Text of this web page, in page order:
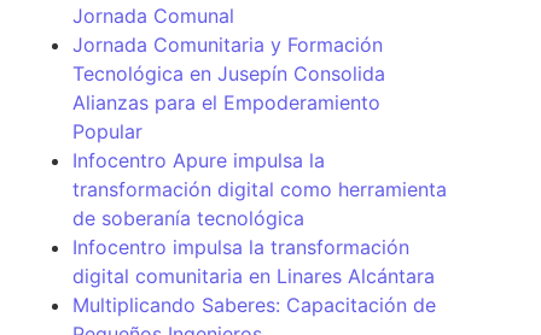
Jornada Comunal
Jornada Comunitaria y Formación
Tecnológica en Jusepín Consolida
Alianzas para el Empoderamiento
Popular
Infocentro Apure impulsa la
transformación digital como herramienta
de soberanía tecnológica
Infocentro impulsa la transformación
digital comunitaria en Linares Alcántara
Multiplicando Saberes: Capacitación de